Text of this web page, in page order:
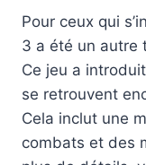
Pour ceux qui
3 a été un autre
Ce jeu a
se retrouvent
Cela inclut une
combats et des